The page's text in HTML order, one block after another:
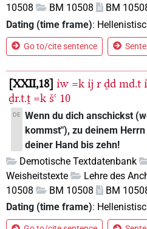
10508
BM 10508 BM
Dating (time frame):
Go to/cite sentence
XXII,18 ı͗w =k ı͗j r ḏd md.t
ḏr.t.ṱ =k šꜥ 10
DE Wenn du dich anschickst
kommst"), zu deinem
deiner Hand bis zehn!
Demotische Textdatenbank
Weisheitstexte
Lehre des
10508
BM 10508 BM
Dating (time frame):